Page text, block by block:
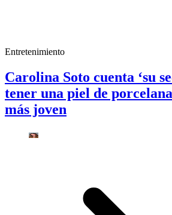
Entretenimiento
Carolina Soto cuenta ‘su
tener una piel de
más joven